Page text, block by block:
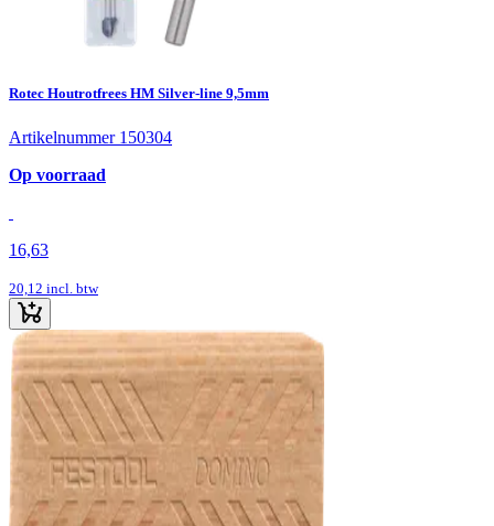
Rotec Houtrotfrees HM Silver-line 9,5mm
Artikelnummer 150304
Op voorraad
16,63
20,12 incl. btw